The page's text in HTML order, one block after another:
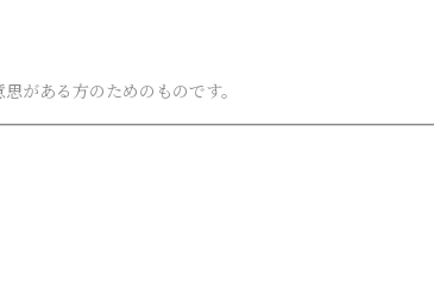
がある方のためのものです。